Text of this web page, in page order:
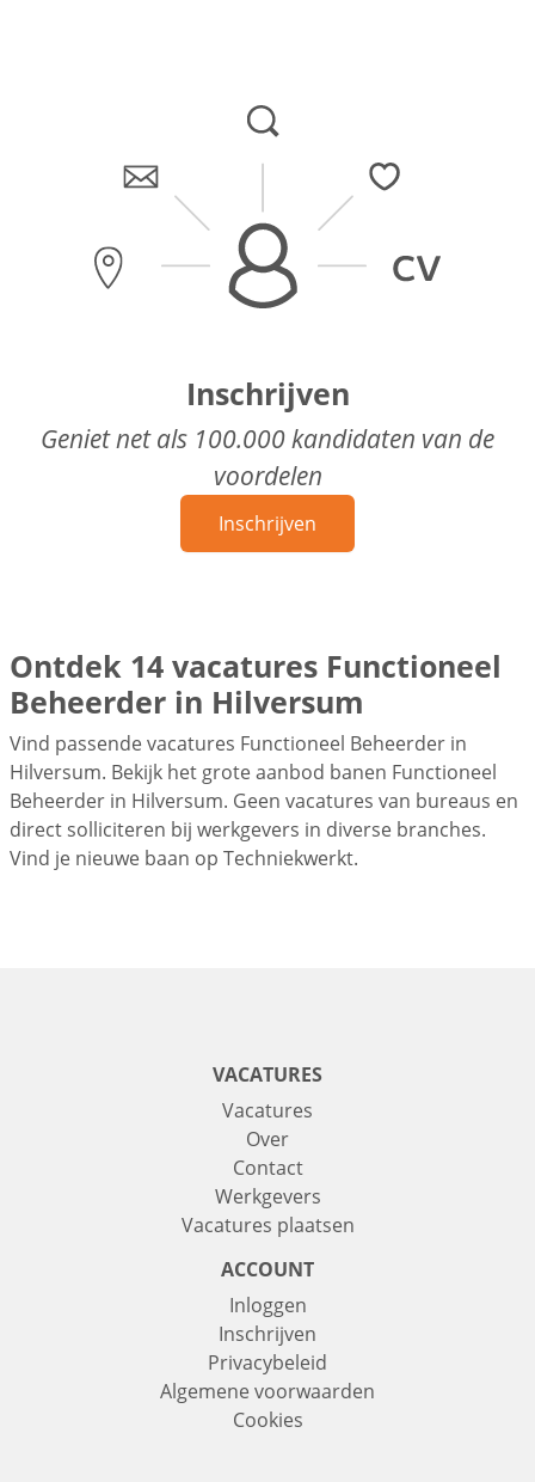
Inschrijven
Geniet net als 100.000 kandidaten van de
voordelen
Inschrijven
Ontdek 14 vacatures Functioneel
Beheerder in Hilversum
Vind passende vacatures Functioneel Beheerder in
Hilversum. Bekijk het grote aanbod banen Functioneel
Beheerder in Hilversum. Geen vacatures van bureaus en
direct solliciteren bij werkgevers in diverse branches.
Vind je nieuwe baan op Techniekwerkt.
VACATURES
Vacatures
Over
Contact
Werkgevers
Vacatures plaatsen
ACCOUNT
Inloggen
Inschrijven
Privacybeleid
Algemene voorwaarden
Cookies